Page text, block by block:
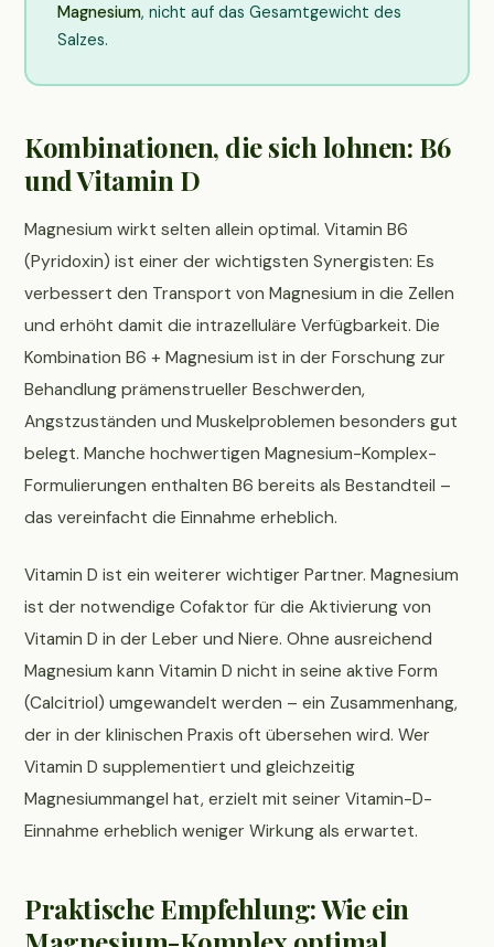
Magnesium, nicht auf das Gesamtgewicht des
Salzes.
Kombinationen, die sich lohnen: B6
und Vitamin D
Magnesium wirkt selten allein optimal. Vitamin B6
(Pyridoxin) ist einer der wichtigsten Synergisten: Es
verbessert den Transport von Magnesium in die Zellen
und erhöht damit die intrazelluläre Verfügbarkeit. Die
Kombination B6 + Magnesium ist in der Forschung zur
Behandlung prämenstrueller Beschwerden,
Angstzuständen und Muskelproblemen besonders gut
belegt. Manche hochwertigen Magnesium-Komplex-
Formulierungen enthalten B6 bereits als Bestandteil –
das vereinfacht die Einnahme erheblich.
Vitamin D ist ein weiterer wichtiger Partner. Magnesium
ist der notwendige Cofaktor für die Aktivierung von
Vitamin D in der Leber und Niere. Ohne ausreichend
Magnesium kann Vitamin D nicht in seine aktive Form
(Calcitriol) umgewandelt werden – ein Zusammenhang,
der in der klinischen Praxis oft übersehen wird. Wer
Vitamin D supplementiert und gleichzeitig
Magnesiummangel hat, erzielt mit seiner Vitamin-D-
Einnahme erheblich weniger Wirkung als erwartet.
Praktische Empfehlung: Wie ein